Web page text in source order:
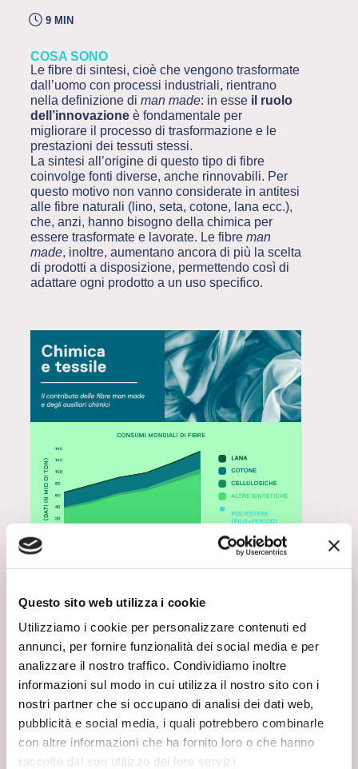
Questo sito web utilizza i cookie
Utilizziamo i cookie per personalizzare contenuti ed
annunci, per fornire funzionalità dei social media e per
analizzare il nostro traffico. Condividiamo inoltre
informazioni sul modo in cui utilizza il nostro sito con i
nostri partner che si occupano di analisi dei dati web,
pubblicità e social media, i quali potrebbero combinarle
con altre informazioni che ha fornito loro o che hanno
raccolto dal suo utilizzo dei loro servizi.
9 MIN
COSA SONO
Le fibre di sintesi, cioè che vengono trasformate
dall’uomo con processi industriali, rientrano
nella definizione di man made: in esse il ruolo
dell’innovazioneè fondamentale per
migliorare il processo di trasformazione e le
prestazioni dei tessuti stessi.
La sintesi all’origine di questo tipo di fibre
coinvolge fonti diverse, anche rinnovabili. Per
questo motivo non vanno considerate in antitesi
alle fibre naturali (lino, seta, cotone, lana ecc.),
che, anzi, hanno bisogno della chimica per
essere trasformate e lavorate. Le fibre man
made, inoltre, aumentano ancora di più la scelta
di prodotti a disposizione, permettendo così di
adattare ogni prodotto a un uso specifico.
Parliamo dei settori in cui questi prodotti
anche edilizia, aeronautica, sport, arredamento,
automotive, salute, dispositivi di protezione
individuale…
La chimica risulta fondamentale anche per
ausiliari chimici, fondamentali durante le fasi
produttive per rimuovere impurezze, facilitare la
filatura o la tessitura, migliorare la resa dei
colori e molto altro. Gli ausiliari conferiscono